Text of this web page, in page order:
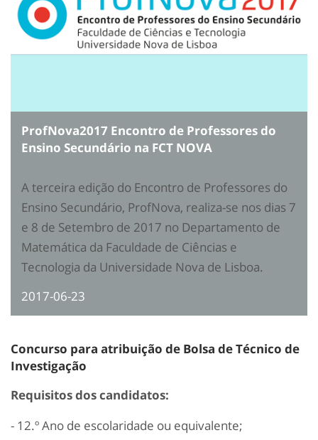
ProfNova2017 Encontro de Professores do
Ensino Secundário na FCT NOVA
A terceira edição do Encontro de Professores do
Ensino Secundário, ProfNova, realiza-se nos dias 7
e 8 de Setembro de 2017 no Departamento de
Matemática da Faculdade de Ciências e
Tecnologia da Universidade Nova de Lisboa.
2017-06-23
Concurso para atribuição de Bolsa de Técnico de
Investigação
Requisitos dos candidatos:
- 12.º Ano de escolaridade ou equivalente;